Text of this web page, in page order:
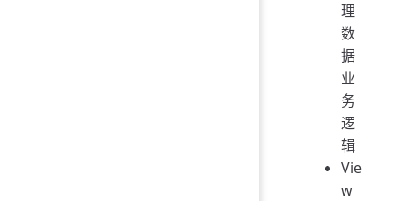
理
数
据
业
务
逻
辑
Vie
w